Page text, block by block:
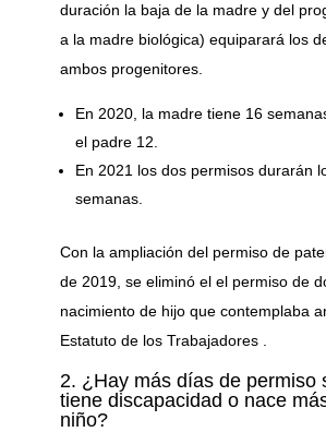
duración la baja de la madre y del
a la madre biológica) equiparará los
ambos progenitores.
En 2020, la madre tiene 16
el padre 12.
En 2021 los dos permisos durarán
semanas.
Con la ampliación del permiso de
de 2019, se eliminó el el permiso de
nacimiento de hijo que contemplaba
Estatuto de los Trabajadores .
2. ¿Hay más días de permiso
tiene discapacidad o nace
niño?